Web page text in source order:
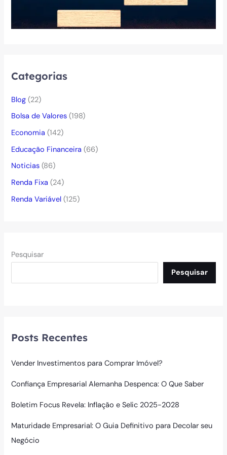
Categorias
Blog (22)
Bolsa de Valores (198)
Economia (142)
Educação Financeira (66)
Noticias (86)
Renda Fixa (24)
Renda Variável (125)
Pesquisar
Pesquisar
Posts Recentes
Vender Investimentos para Comprar Imóvel?
Confiança Empresarial Alemanha Despenca: O Que Saber
Boletim Focus Revela: Inflação e Selic 2025-2028
Maturidade Empresarial: O Guia Definitivo para Decolar seu
Negócio